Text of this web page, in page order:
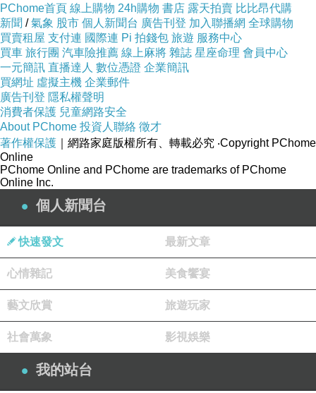
肥肉血淋淋的割下來，另一人乾脆把自己的手臂給硬生生
的剁掉！大量的血漿，加上極為精巧的剪接手法，表現出
那種被逼到絕境的恐懼感，也讓本片從一開場就讓人精神
振奮，完全合乎驚悚片迷的「重口味」！後來的幾場虐殺
戲碼也是「麻辣等級」，更在暴力驚悚當中，透出對於現
實社會的反諷。
這集的受害目標是保險公司的不肖業者，這群人專找保單
漏洞，用盡各種方法拒絕客戶申請保險給付，完全就是大
企業常見的財大氣粗、自私自利，於是殺人魔把他們抓
這群受害者的死法透露出不少諷刺味道，比如說其中一名
平時有抽煙習慣的受害者，在胸口兩側被綁上絞鏈，只要
一呼吸就會啟動機關，夾緊胸口，導致爆胸慘死，偏偏有
抽煙的人呼吸較急促，無法閉氣太久，所以與其說是殺人
魔的機關把他害死，不如說是抽煙把他給害死！面對抽煙
者在辦公室所形成的「公害」，以及全世界的反菸潮流，
PChome首頁 線上購物 24h購物 書店 露天拍賣 比比昂代購
新聞 /氣象 股市 個人新聞台 廣告刊登 加入聯播網 全球購物
買賣租屋 支付連 國際連 Pi 拍錢包 旅遊 服務中心
買車 旅行團 汽車險推薦 線上麻將 雜誌 星座命理 會員中心
一元簡訊 直播達人 數位憑證 企業簡訊
買網址 虛擬主機 企業郵件
廣告刊登 隱私權聲明
消費者保護 兒童網路安全
About PChome 投資人聯絡 徵才
著作權保護 ｜網路家庭版權所有、轉載必究 ‧Copyright PChome
Online
PChome Online and PChome are trademarks of PChome
Online Inc.
個人新聞台
快速發文 最新文章
心情雜記 美食饗宴
藝文欣賞 旅遊玩家
社會萬象 影視娛樂
我的站台